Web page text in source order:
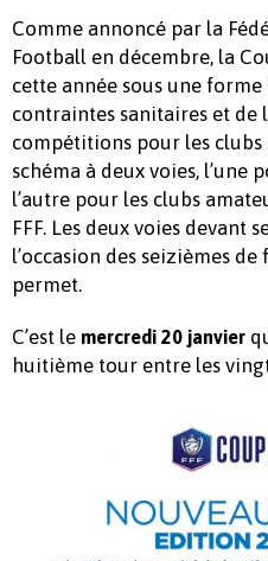
Comme annoncé par la
Football en décembre, la
cette année sous une
contraintes sanitaires et de
compétitions pour les clubs
schéma à deux voies, l’une
l’autre pour les clubs
FFF. Les deux voies devant
l’occasion des seizièmes
permet.
C’est le mercredi 20 janvier
huitième tour entre les